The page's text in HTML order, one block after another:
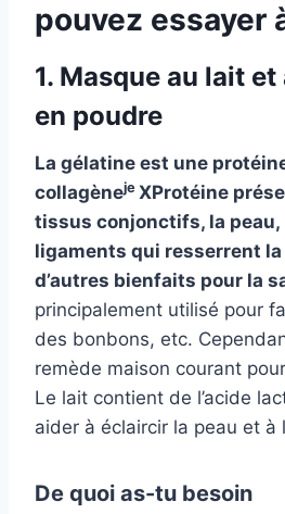
pouvez essayer
1. Masque au lait
en poudre
La gélatine est une
collagèneje XProtéine
tissus conjonctifs, la peau,
ligaments qui resserrent
d’autres bienfaits pour la
principalement utilisé pour
des bonbons, etc.
remède maison courant
Le lait contient de l’acide
aider à éclaircir la peau et à
De quoi as-tu besoin